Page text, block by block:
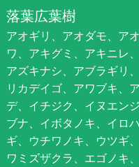
落葉広葉樹
アオギリ、アオダモ、ア
ワ、アキグミ、アキニレ
アズキナシ、アブラギリ
リカデイゴ、アワブキ、
デ、イチジク、イヌエン
ブナ、イボタノキ、イロ
ギ、ウチワノキ、ウツギ
ワミズザクラ、エゴノキ